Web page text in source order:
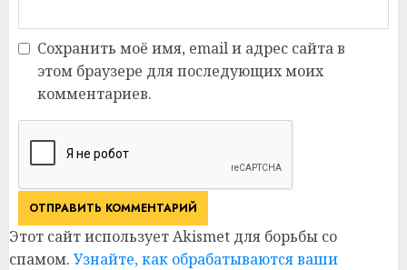
Сохранить моё имя, email и адрес сайта в
этом браузере для последующих моих
комментариев.
Этот сайт использует Akismet для борьбы со
спамом. Узнайте, как обрабатываются ваши